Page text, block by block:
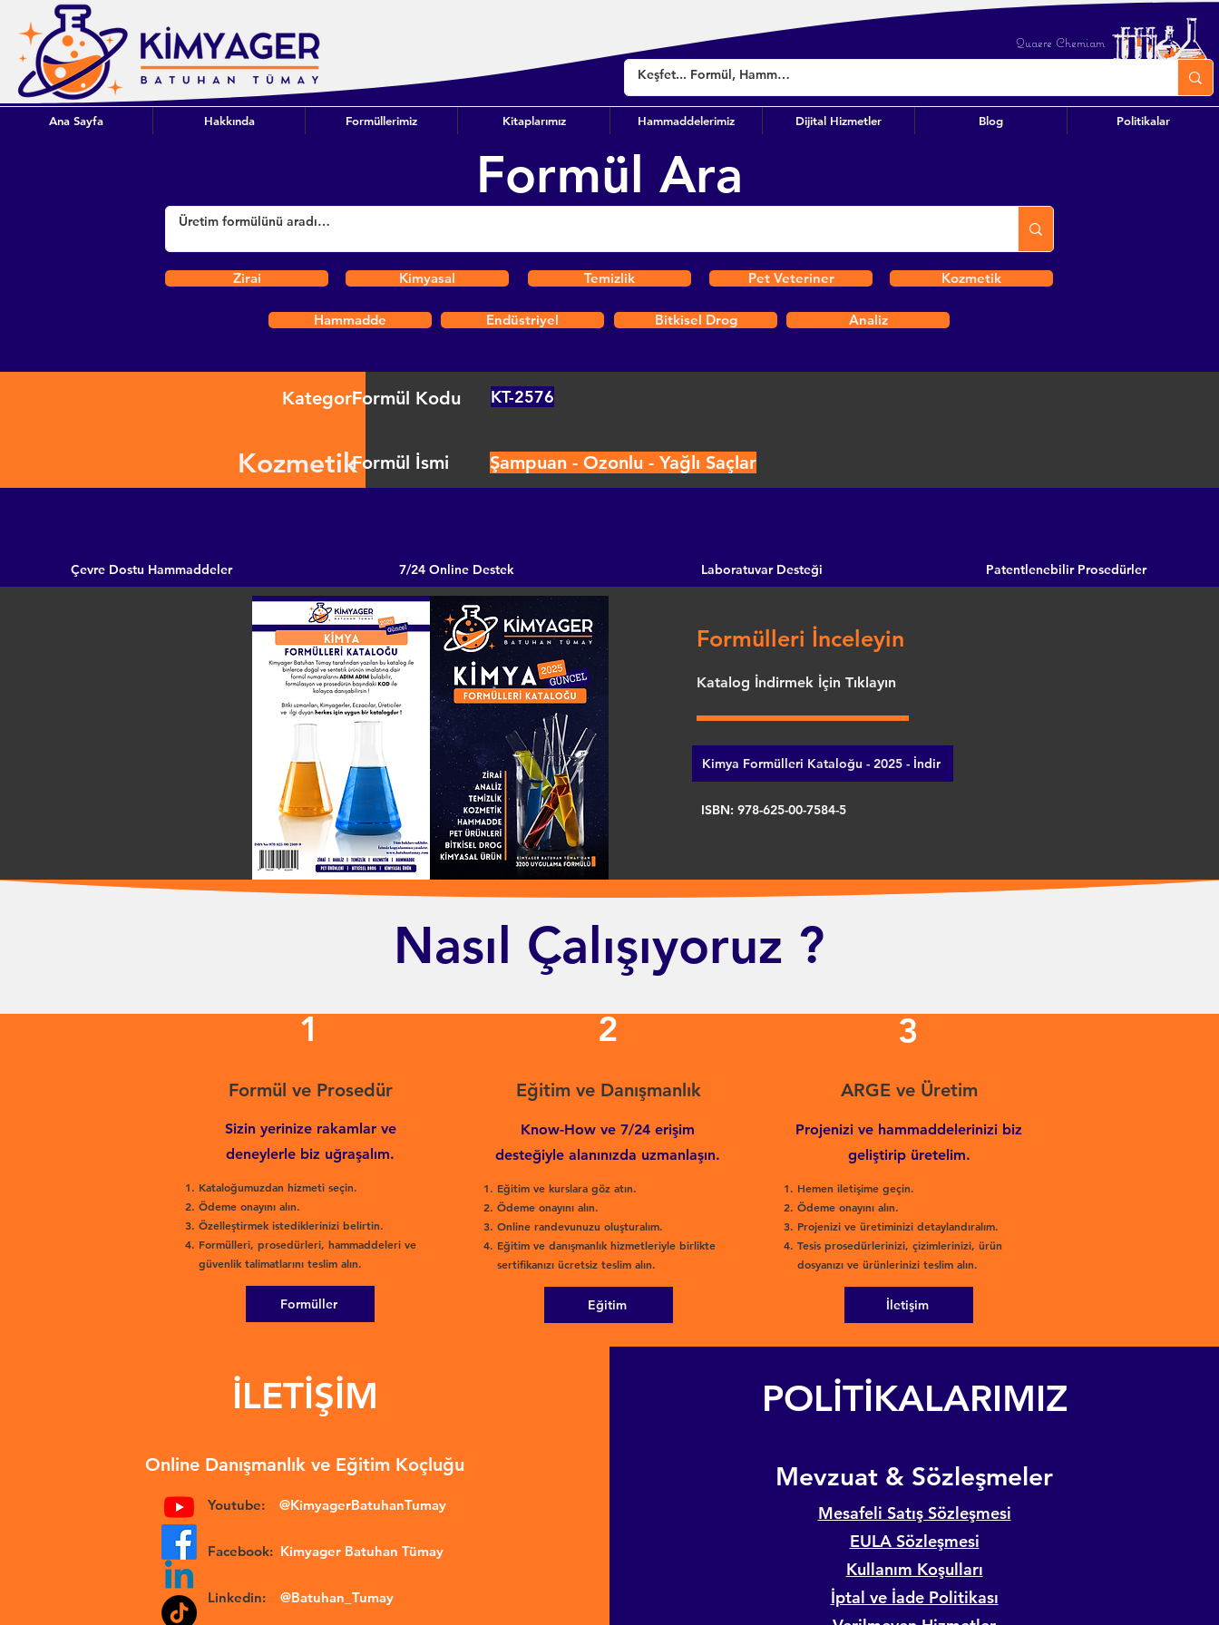
Quaere Chemiam
Ana Sayfa Hakkında Formüllerimiz Kitaplarımız Hammaddelerimiz Dijital Hizmetler Blog Politikalar
Formül Ara
Zirai Kimyasal Temizlik Pet Veteriner Kozmetik
Hammadde Endüstriyel Bitkisel Drog Analiz
Kategori
Kozmetik
Formül Kodu KT-2576
Formül İsmi Şampuan - Ozonlu - Yağlı Saçlar
Çevre Dostu Hammaddeler 7/24 Online Destek Laboratuvar Desteği Patentlenebilir Prosedürler
Formülleri İnceleyin
Katalog İndirmek İçin Tıklayın
Kimya Formülleri Kataloğu - 2025 - İndir
ISBN: 978-625-00-7584-5
Nasıl Çalışıyoruz ?
1
Formül ve Prosedür
Sizin yerinize rakamlar ve
deneylerle biz uğraşalım.
Kataloğumuzdan hizmeti seçin.
Ödeme onayını alın.
Özelleştirmek istediklerinizi belirtin.
Formülleri, prosedürleri, hammaddeleri ve
güvenlik talimatlarını teslim alın.
Formüller
2
Eğitim ve Danışmanlık
Know-How ve 7/24 erişim
desteğiyle alanınızda uzmanlaşın.
Eğitim ve kurslara göz atın.
Ödeme onayını alın.
Online randevunuzu oluşturalım.
Eğitim ve danışmanlık hizmetleriyle birlikte
sertifikanızı ücretsiz teslim alın.
Eğitim
3
ARGE ve Üretim
Hemen iletişime geçin.
Ödeme onayını alın.
Projenizi ve üretiminizi detaylandıralım.
Tesis prosedürlerinizi, çizimlerinizi, ürün
dosyanızı ve ürünlerinizi teslim alın.
Projenizi ve hammaddelerinizi biz
geliştirip üretelim.
İletişim
İLETİŞİM
Online Danışmanlık ve Eğitim Koçluğu
Youtube: @KimyagerBatuhanTumay
Facebook: Kimyager Batuhan Tümay
Linkedin: @Batuhan_Tumay
POLİTİKALARIMIZ
​Mevzuat & Sözleşmeler
Mesafeli Satış Sözleşmesi
EULA Sözleşmesi
Kullanım Koşulları
İptal ve İade Politikası